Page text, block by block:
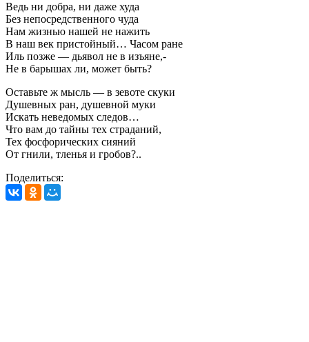
Ведь ни добра, ни даже худа
Без непосредственного чуда
Нам жизнью нашей не нажить
В наш век пристойный… Часом ране
Иль позже — дьявол не в изъяне,-
Не в барышах ли, может быть?
Оставьте ж мысль — в зевоте скуки
Душевных ран, душевной муки
Искать неведомых следов…
Что вам до тайны тех страданий,
Тех фосфорических сияний
От гнили, тленья и гробов?..
Поделиться: